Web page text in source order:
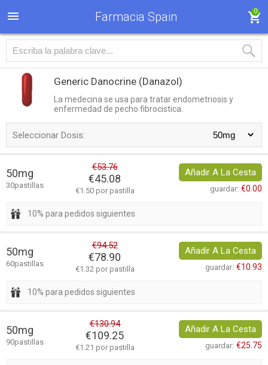
Farmacia Spain 0
Generic Danocrine (Danazol)
La medecina se usa para tratar endometriosis y
enfermedad de pecho fibrocistica.
Seleccionar Dosis:
50mg
30pastillas
€53.76
€45.08
€1.50 por pastilla
Añadir A La Cesta
guardar: €0.00
10% para pedidos siguientes
50mg
60pastillas
€94.52
€78.90
€1.32 por pastilla
Añadir A La Cesta
guardar: €10.93
10% para pedidos siguientes
50mg
90pastillas
€130.94
€109.25
€1.21 por pastilla
Añadir A La Cesta
guardar: €25.75